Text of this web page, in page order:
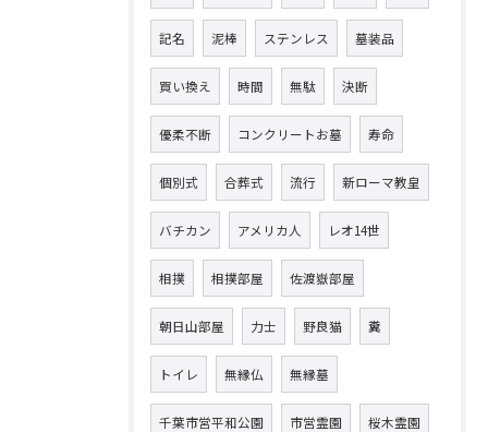
記名 泥棒 ステンレス 墓装品
買い換え 時間 無駄 決断
優柔不断 コンクリートお墓 寿命
個別式 合葬式 流行 新ローマ教皇
バチカン アメリカ人 レオ14世
相撲 相撲部屋 佐渡嶽部屋
朝日山部屋 力士 野良猫 糞
トイレ 無縁仏 無縁墓
千葉市営平和公園 市営霊園 桜木霊園